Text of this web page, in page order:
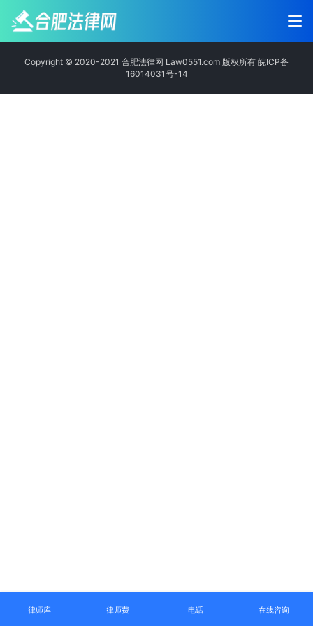
Copyright © 2020-2021 合肥法律网 Law0551.com 版权所有 皖ICP备
16014031号-14
律师库 律师费 电话 在线咨询